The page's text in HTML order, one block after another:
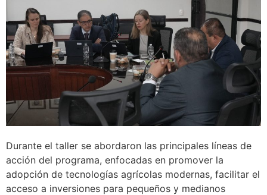
Durante el taller se abordaron las principales líneas de
acción del programa, enfocadas en promover la
adopción de tecnologías agrícolas modernas, facilitar el
acceso a inversiones para pequeños y medianos